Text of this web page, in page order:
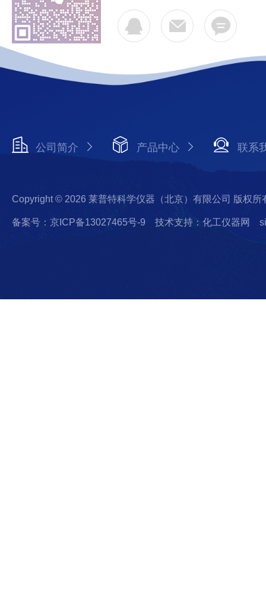
公司简介 产品中心 联系
Copyright © 2026 莱普特科学仪器（北京）有限公司 版权所
备案号：京ICP备13027465号-9 技术支持：化工仪器网